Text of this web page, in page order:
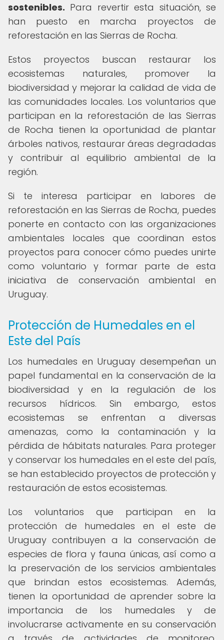
sostenibles. Para revertir esta situación, se
han puesto en marcha proyectos de
reforestación en las Sierras de Rocha.
Estos proyectos buscan restaurar los
ecosistemas naturales, promover la
biodiversidad y mejorar la calidad de vida de
las comunidades locales. Los voluntarios que
participan en la reforestación de las Sierras
de Rocha tienen la oportunidad de plantar
árboles nativos, restaurar áreas degradadas
y contribuir al equilibrio ambiental de la
región.
Si te interesa participar en labores de
reforestación en las Sierras de Rocha, puedes
ponerte en contacto con las organizaciones
ambientales locales que coordinan estos
proyectos para conocer cómo puedes unirte
como voluntario y formar parte de esta
iniciativa de conservación ambiental en
Uruguay.
Protección de Humedales en el
Este del País
Los humedales en Uruguay desempeñan un
papel fundamental en la conservación de la
biodiversidad y en la regulación de los
recursos hídricos. Sin embargo, estos
ecosistemas se enfrentan a diversas
amenazas, como la contaminación y la
pérdida de hábitats naturales. Para proteger
y conservar los humedales en el este del país,
se han establecido proyectos de protección y
restauración de estos ecosistemas.
Los voluntarios que participan en la
protección de humedales en el este de
Uruguay contribuyen a la conservación de
especies de flora y fauna únicas, así como a
la preservación de los servicios ambientales
que brindan estos ecosistemas. Además,
tienen la oportunidad de aprender sobre la
importancia de los humedales y de
involucrarse activamente en su conservación